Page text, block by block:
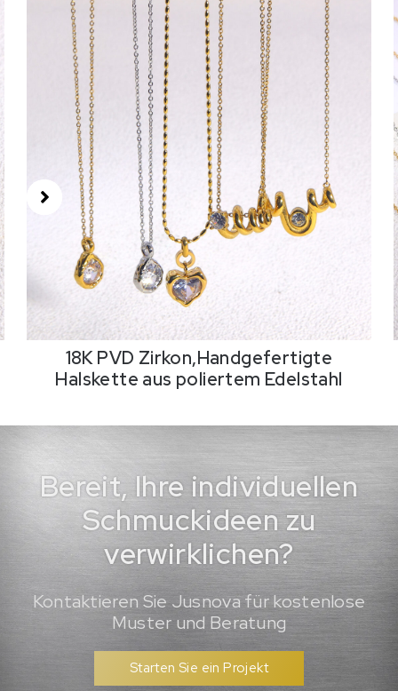
18K PVD Zirkon,Handgefertigte
Halskette aus poliertem Edelstahl
Bereit, Ihre individuellen
Schmuckideen zu
verwirklichen?
Kontaktieren Sie Jusnova für kostenlose
Muster und Beratung
Starten Sie ein Projekt